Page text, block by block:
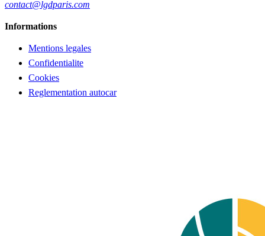
contact@lgdparis.com
Informations
Mentions legales
Confidentialite
Cookies
Reglementation autocar